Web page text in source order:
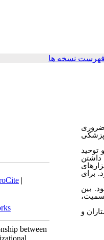
نسخه ها
|
between
ضروری
پزشکی
و توحید
داشتن
برای
اجتماعی و ساختار سازمانی پرستاران شاغل در بیمارستان­های موردمطالعه به ترتیب 131/72 و 53/45 بود. بین
و